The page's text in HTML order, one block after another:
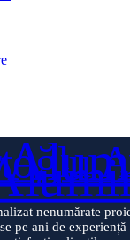
nenumărate
pe ani de experiență